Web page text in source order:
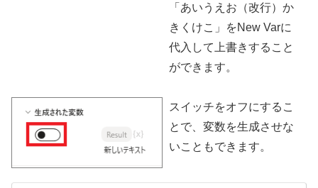
「あいうえお（改行）か
きくけこ」をNew Varに
代入して上書きすること
ができます。
スイッチをオフにするこ
とで、変数を生成させな
いこともできます。